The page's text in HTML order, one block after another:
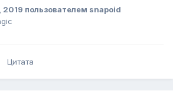
2019 пользователем snapoid
Цитата